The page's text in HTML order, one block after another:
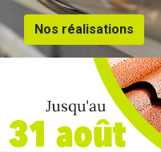
Nos réalisations